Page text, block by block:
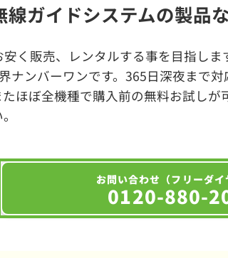
ガイドシステムの製品
く販売、レンタルする事を目指しま
ンバーワンです。365日深夜まで対
ほぼ全機種で購入前の無料お試しが
お問い合わせ（フリーダイ
0120-880-